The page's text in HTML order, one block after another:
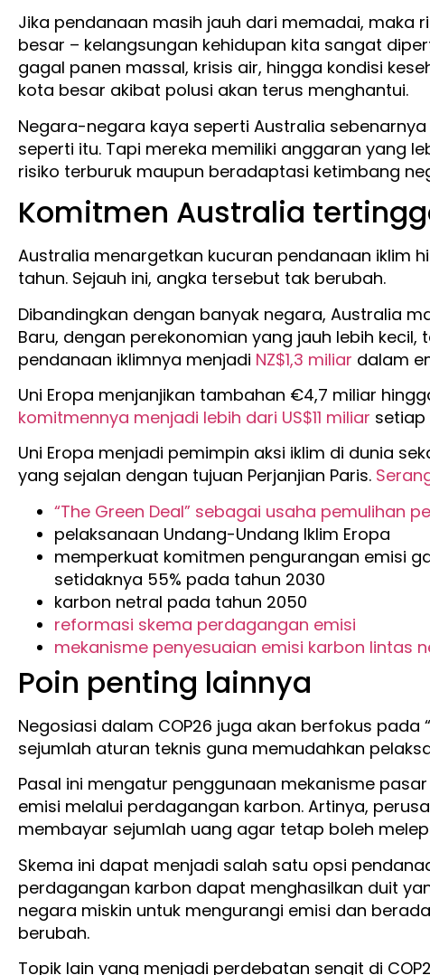
Jika pendanaan masih jauh dari memadai, maka
besar – kelangsungan kehidupan kita sangat
gagal panen massal, krisis air, hingga kondisi
kota besar akibat polusi akan terus menghantui.
Negara-negara kaya seperti Australia
seperti itu. Tapi mereka memiliki anggaran yang
risiko terburuk maupun beradaptasi ketimbang
Komitmen Australia
Australia menargetkan kucuran pendanaan iklim
tahun. Sejauh ini, angka tersebut tak berubah.
Dibandingkan dengan banyak negara, Australia
Baru, dengan perekonomian yang jauh lebih
pendanaan iklimnya menjadi NZ$1,3 miliar dalam
Uni Eropa menjanjikan tambahan €4,7 miliar
komitmennya menjadi lebih dari US$11 miliar setiap
Uni Eropa menjadi pemimpin aksi iklim di dunia
yang sejalan dengan tujuan Perjanjian Paris.
“The Green Deal” sebagai usaha pemulihan
pelaksanaan Undang-Undang Iklim Eropa
memperkuat komitmen pengurangan emisi
setidaknya 55% pada tahun 2030
karbon netral pada tahun 2050
reformasi skema perdagangan emisi
mekanisme penyesuaian emisi karbon lintas
Poin penting lainnya
Negosiasi dalam COP26 juga akan berfokus pada
sejumlah aturan teknis guna memudahkan
Pasal ini mengatur penggunaan mekanisme
emisi melalui perdagangan karbon. Artinya,
membayar sejumlah uang agar tetap boleh
Skema ini dapat menjadi salah satu opsi
perdagangan karbon dapat menghasilkan duit
negara miskin untuk mengurangi emisi dan
berubah.
Topik lain yang menjadi perdebatan sengit di